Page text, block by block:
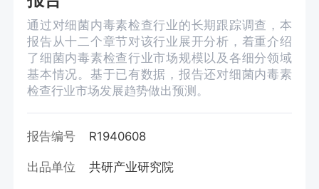
通过对细菌内毒素检查行业的长期跟踪调查，本
报告从十二个章节对该行业展开分析，着重介绍
了细菌内毒素检查行业市场规模以及各细分领域
基本情况。基于已有数据，报告还对细菌内毒素
检查行业市场发展趋势做出预测。
报告编号 R1940608
出品单位 共研产业研究院